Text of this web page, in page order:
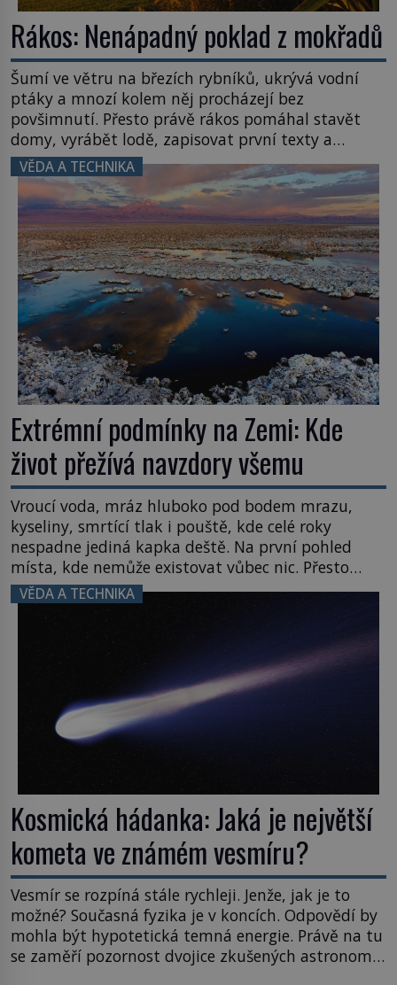
Rákos: Nenápadný poklad z mokřadů
Šumí ve větru na březích rybníků, ukrývá vodní
ptáky a mnozí kolem něj procházejí bez
povšimnutí. Přesto právě rákos pomáhal stavět
domy, vyrábět lodě, zapisovat první texty a
inspiroval řadu pověstí. Tato skromná, ale
užitečná rostlina provází člověka už tisíce let.
Většina lidí vnímá rákos jen jako obyčejnou kulisu
letního koupání. Stačí se však podívat […]
VĚDA A TECHNIKA
Extrémní podmínky na Zemi: Kde
život přežívá navzdory všemu
Vroucí voda, mráz hluboko pod bodem mrazu,
kyseliny, smrtící tlak i pouště, kde celé roky
nespadne jediná kapka deště. Na první pohled
místa, kde nemůže existovat vůbec nic. Přesto
právě tady vědci objevují organismy, které
posouvají hranice života. Každý nový nález mění
naše představy o tom, co všechno dokáže příroda a
napovídá, kde bychom jednou […]
VĚDA A TECHNIKA
Kosmická hádanka: Jaká je největší
kometa ve známém vesmíru?
Vesmír se rozpíná stále rychleji. Jenže, jak je to
možné? Současná fyzika je v koncích. Odpovědí by
mohla být hypotetická temná energie. Právě na tu
se zaměří pozornost dvojice zkušených astronomů.